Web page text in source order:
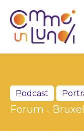
Podcast
Forum -